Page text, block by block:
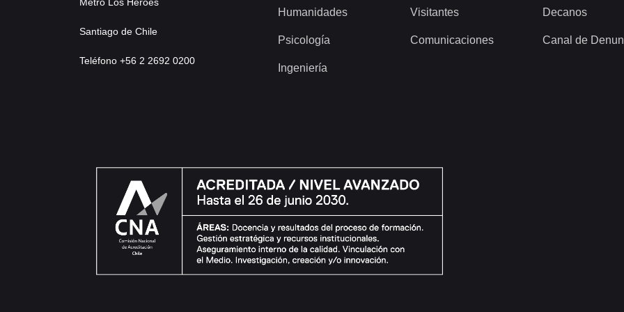
Santiago de Chile
Teléfono +56 2 2692 0200
Humanidades
Psicología
Ingeniería
Visitantes
Comunicaciones
Decanos
Canal de